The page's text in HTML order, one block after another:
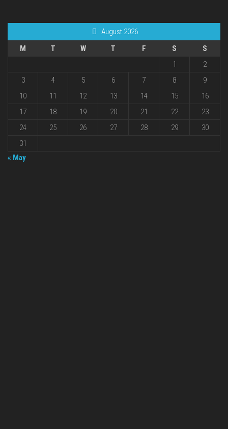
August 2026
M
T W T F S
S
1
2
3
4 5 6 7 8
9
10
11 12 13 14 15
16
17
18 19 20 21 22
23
24
25 26 27 28 29
30
31
« May